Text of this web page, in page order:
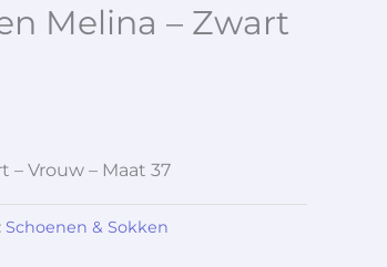
Melina – Zwart
– Vrouw – Maat 37
Schoenen & Sokken